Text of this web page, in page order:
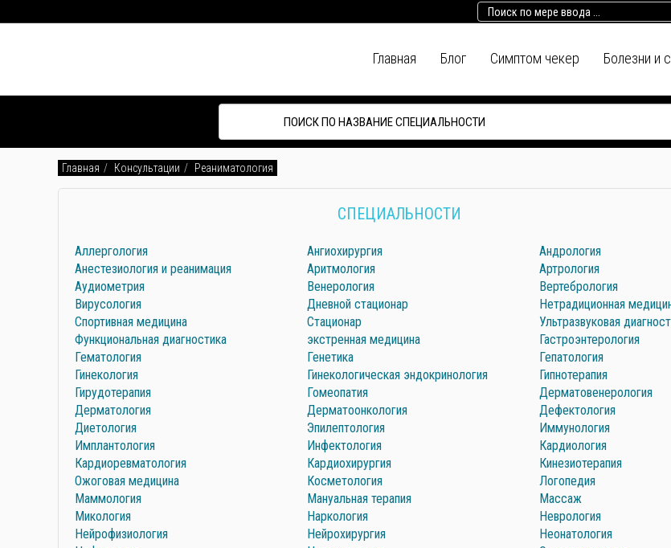
Главная Блог Симптом чекер Болезни и
Главная Консультации Реаниматология
СПЕЦИАЛЬНОСТИ
Аллергология Ангиохирургия
Андрология
Анестезиология и реанимация
Аритмология
Артрология
Аудиометрия
Венерология
Вертебрология
Вирусология
Дневной стационар
Нетрадиционная
Спортивная медицина
Стационар
Ультразвуковая
Функциональная диагностика
экстренная медицина
Гастроэнтерология
Гематология
Генетика
Гепатология
Гинекология
Гинекологическая эндокринология
Гипнотерапия
Гирудотерапия
Гомеопатия
Дерматовенерология
Дерматология
Дерматоонкология
Дефектология
Диетология
Эпилептология
Иммунология
Имплантология
Инфектология
Кардиология
Кардиоревматология
Кардиохирургия
Кинезиотерапия
Ожоговая медицина
Косметология
Логопедия
Маммология
Мануальная терапия
Массаж
Микология
Наркология
Неврология
Нейрофизиология
Нейрохирургия
Неонатология